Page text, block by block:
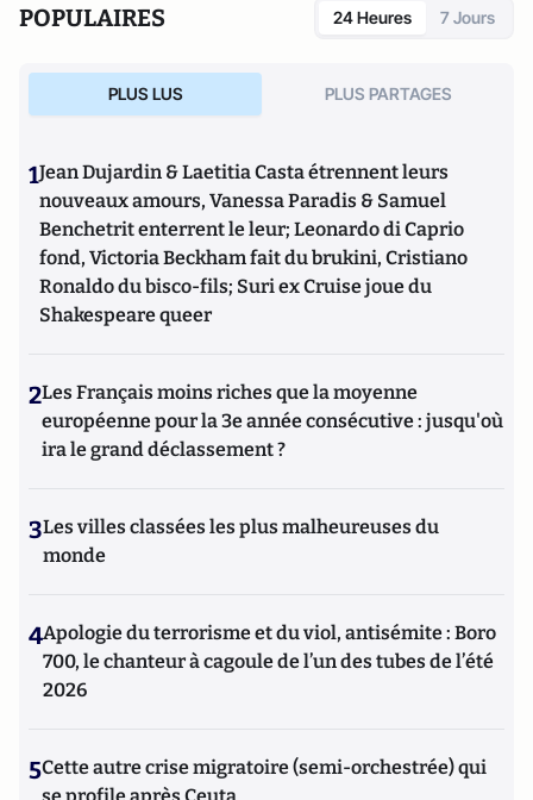
POPULAIRES 24 Heures 7 Jours
PLUS LUS PLUS PARTAGES
1Jean Dujardin & Laetitia Casta étrennent leurs
nouveaux amours, Vanessa Paradis & Samuel
Benchetrit enterrent le leur; Leonardo di Caprio
fond, Victoria Beckham fait du brukini, Cristiano
Ronaldo du bisco-fils; Suri ex Cruise joue du
Shakespeare queer
2Les Français moins riches que la moyenne
européenne pour la 3e année consécutive : jusqu'où
ira le grand déclassement ?
3Les villes classées les plus malheureuses du
monde
4Apologie du terrorisme et du viol, antisémite : Boro
700, le chanteur à cagoule de l’un des tubes de l’été
2026
5Cette autre crise migratoire (semi-orchestrée) qui